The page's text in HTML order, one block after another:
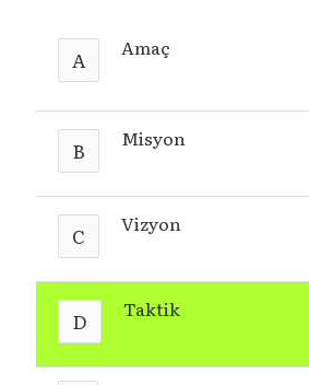
A Amaç
B Misyon
C Vizyon
D Taktik